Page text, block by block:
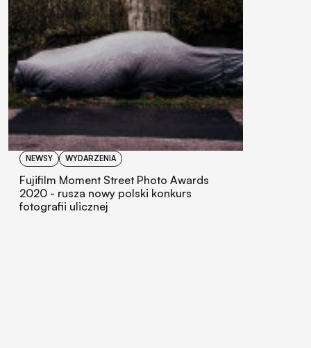
NEWSY WYDARZENIA
Fujifilm Moment Street Photo Awards
2020 - rusza nowy polski konkurs
fotografii ulicznej